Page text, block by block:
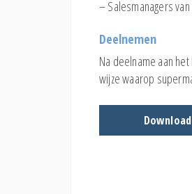
– Salesmanagers
Deelnemen
Na deelname aan
wijze waarop